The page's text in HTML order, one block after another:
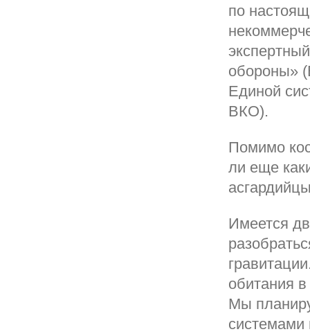
по
обороны»
Единой
ВКО).
Помимо
ли еще
Имеется
обитания
Мы
системами